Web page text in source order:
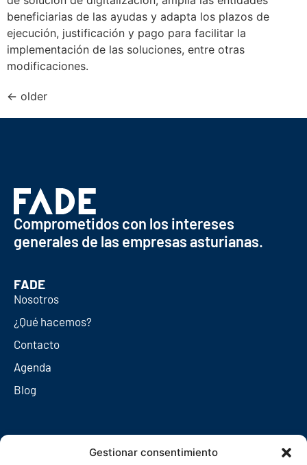
Gestionar consentimiento
beneficiarias de las ayudas y adapta los plazos de
ejecución, justificación y pago para facilitar la
implementación de las soluciones, entre otras
modificaciones.
← older
Comprometidos con los intereses
generales de las empresas asturianas.
FADE
Nosotros
¿Qué hacemos?
Contacto
Agenda
Blog
Redes sociales